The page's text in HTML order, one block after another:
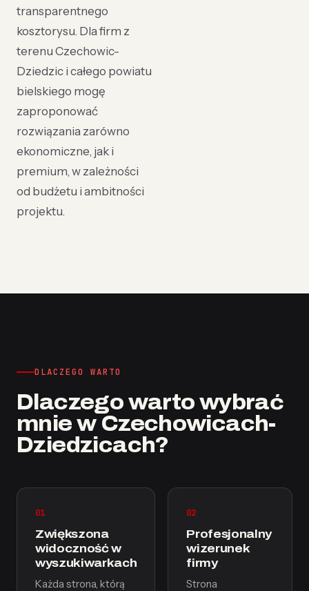
transparentnego
kosztorysu. Dla firm z
terenu Czechowic-
Dziedzic i całego powiatu
bielskiego mogę
zaproponować
rozwiązania zarówno
ekonomiczne, jak i
premium, w zależności
od budżetu i ambitności
projektu.
DLACZEGO WARTO
Dlaczego warto wybrać
mnie w Czechowicach-
Dziedzicach?
01
Zwiększona
widoczność w
wyszukiwarkach
Każda strona, którą
02
Profesjonalny
wizerunek
firmy
Strona